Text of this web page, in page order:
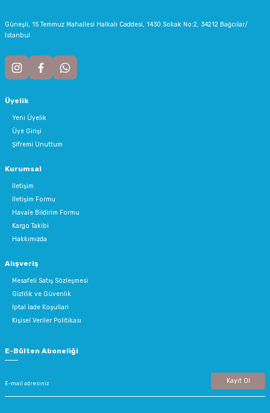
Güneşli, 15 Temmuz Mahallesi Halkalı Caddesi, 1430.Sokak No:2, 34212 Bağcılar/
İstanbul
Üyelik
Yeni Üyelik
Üye Girişi
Şifremi Unuttum
Kurumsal
İletişim
İletişim Formu
Havale Bildirim Formu
Kargo Takibi
Hakkımızda
Alışveriş
Mesafeli Satış Sözleşmesi
Gizlilik ve Güvenlik
İptal İade Koşullari
Kişisel Veriler Politikası
E-Bülten Aboneliği
Kayıt Ol